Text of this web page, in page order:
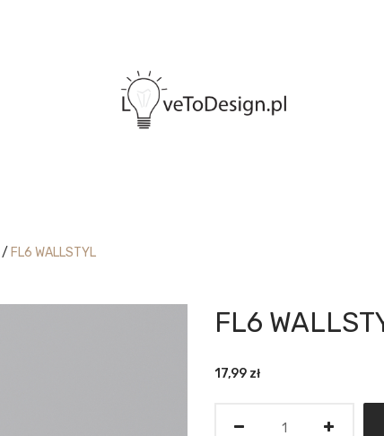
FL6 WALLSTYL
FL6
17,99 zł